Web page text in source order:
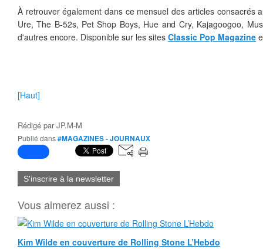
À retrouver également dans ce mensuel des articles consacrés
Ure, The B-52s, Pet Shop Boys, Hue and Cry, Kajagoogoo,
d'autres encore. Disponible sur les sites Classic Pop Magazine
[Haut]
Rédigé parJP.M-M
Publié dans#MAGAZINES - JOURNAUX
S'inscrire à la newsletter
Vous aimerez aussi :
Kim Wilde en couverture de Rolling Stone L’Hebdo